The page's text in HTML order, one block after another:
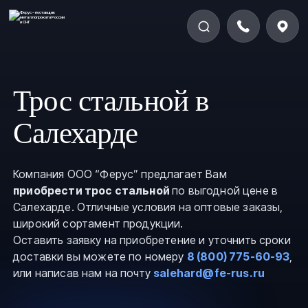
Трос стальной в
Салехарде
Компания ООО “Ферус” предлагает Вам
приобрести трос стальнойпо выгодной цене в
Салехарде. Отличные условия на оптовые заказы,
широкий сортамент продукции.
Оставить заявку на приобретение и уточнить сроки
доставки вы можете по номеру 8 (800) 775-60-93,
или написав нам на почту salehard@fe-rus.ru